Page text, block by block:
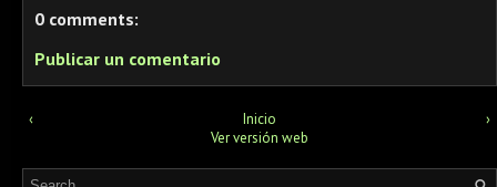
0 comments:
Publicar un comentario
‹ ›
Inicio
Ver versión web